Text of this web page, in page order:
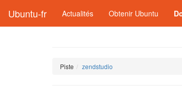
Ubuntu-fr Actualités Obtenir Ubuntu
Piste zendstudio